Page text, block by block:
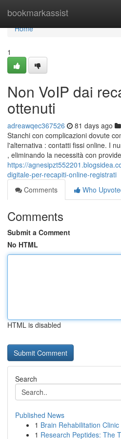
bookmarkassist
Home
Home
1
Non VoIP dai
ottenuti
adreawqec367526 81 days ago
Stanchi con complicazioni dovute
l'alternativa : contatti fissi online. I
, eliminando la necessità con
https://
digitale-per-recapiti-online-registrati
Comments
Who
Comments
Submit a Comment
No HTML
HTML is disabled
Search
Published News
1 Brain Rehabilitation
1 Research Peptides: The